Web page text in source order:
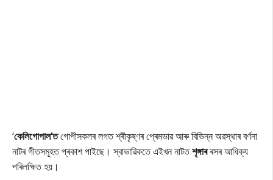
‘কেলিগোপাল‘তগোপীসকলৰ লগত শ্ৰীকৃষ্ণৰ প্ৰেমভাৱ আৰু বিভিন্ন অৱস্থাৰ বৰ্ণনা
নাটৰ গীতসমূহত প্ৰকাশ পাইছে। স্বাভাৱিকতে এইখন নাটতশৃঙ্গাৰৰসৰ আধিক্য
পৰিলক্ষিত হয়।